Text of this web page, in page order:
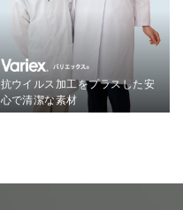
抗ウイルス加工をプラスした安
心で清潔な素材